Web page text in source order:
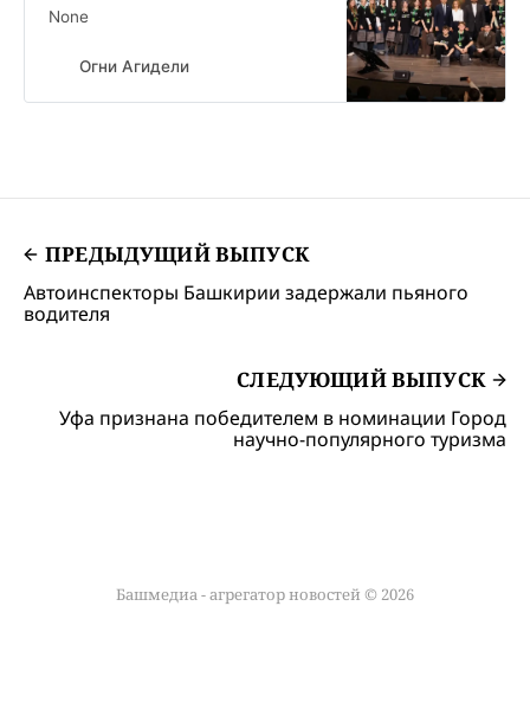
None
Огни Агидели
ПРЕДЫДУЩИЙ ВЫПУСК
Автоинспекторы Башкирии задержали пьяного
водителя
СЛЕДУЮЩИЙ ВЫПУСК
Уфа признана победителем в номинации Город
научно-популярного туризма
Башмедиа - агрегатор новостей © 2026